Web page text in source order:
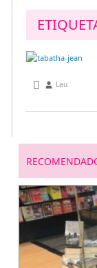
diciembre 2,
Lau